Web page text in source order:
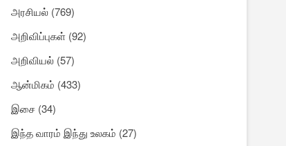
அரசியல் (769)
அறிவிப்புகள் (92)
அறிவியல் (57)
ஆன்மிகம் (433)
இசை (34)
இந்த வாரம் இந்து உலகம் (27)